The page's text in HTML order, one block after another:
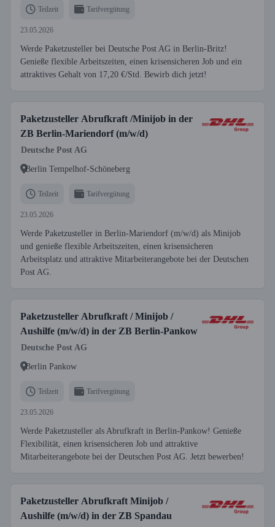
Teilzeit Tarifvergütung
23.05.2026
Werde Paketzusteller bei Deutsche Post AG in Berlin-Britz!
Genieße flexible Arbeitszeiten, einen krisensicheren Job und ein
attraktives Gehalt von 17,20 €/Std. Bewirb dich jetzt!
Paketzusteller Abrufkraft /Minijob in der
ZB Berlin-Mariendorf (m/w/d)
Deutsche Post AG
Berlin Tempelhof-Schöneberg
Teilzeit Tarifvergütung
23.05.2026
Werde Paketzusteller in Berlin-Mariendorf (m/w/d) als Minijob
und genieße flexible Arbeitszeiten, einen krisensicheren
Arbeitsplatz und attraktive Mitarbeiterangebote bei der Deutschen
Post AG.
Paketzusteller Abrufkraft / Minijob /
Aushilfe (m/w/d) in der ZB Berlin-Pankow
Deutsche Post AG
Berlin Pankow
Teilzeit Tarifvergütung
23.05.2026
Werde Paketzusteller als Abrufkraft in Berlin-Pankow! Genieße
Flexibilität, einen krisensicheren Job und attraktive
Mitarbeiterangebote bei der Deutschen Post AG. Jetzt bewerben!
Paketzusteller Abrufkraft Minijob /
Aushilfe (m/w/d) in der ZB Spandau